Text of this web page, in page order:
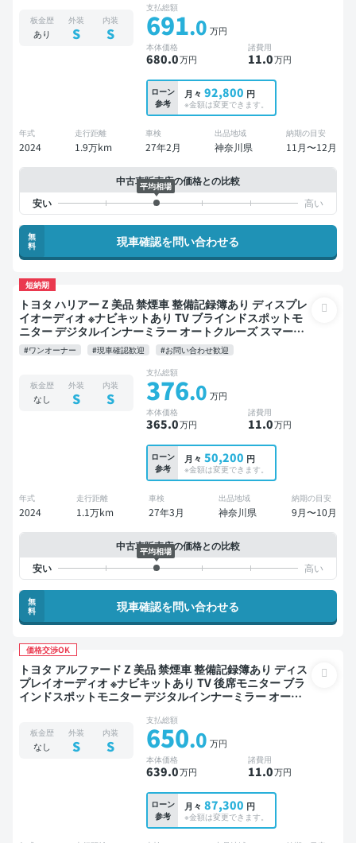
ート スマートキー ETC サンルーフ 電動バックドア バック
モニター 全方位カメラ ドライブレコーダー フルエアロ 衝
突軽減 両側電動スライドドア 7人乗り
板金歴
あり
外装
S
内装
S
支払総額
691.0 万円
本体価格
680.0万円
諸費用
11.0万円
ローン
参考
月々 92,800 円
※金額は変更できます。
年式
2024
走行距離
1.9万km
車検
27年2月
出品地域
神奈川県
納期の目安
11月〜12月
中古車販売店の価格との比較
平均相場
無
料
現車確認を問い合わせる
短納期
トヨタ ハリアー Z 美品 禁煙車 整備記録簿あり ディスプレ
イオーディオ ※ナビキットあり TV ブラインドスポットモ
ニター デジタルインナーミラー オートクルーズ スマート
キー ETC 電動バックドア バックモニター 全方位カメラ ド
ライブレコーダー 衝突軽減
#ワンオーナー #現車確認歓迎 #お問い合わせ歓迎
板金歴
なし
外装
S
内装
S
支払総額
376.0 万円
本体価格
365.0万円
諸費用
11.0万円
ローン
参考
月々 50,200 円
※金額は変更できます。
年式
2024
走行距離
1.1万km
車検
27年3月
出品地域
神奈川県
納期の目安
9月〜10月
中古車販売店の価格との比較
平均相場
無
料
現車確認を問い合わせる
価格交渉OK
トヨタ アルファード Z 美品 禁煙車 整備記録簿あり ディス
プレイオーディオ ※ナビキットあり TV 後席モニター ブラ
インドスポットモニター デジタルインナーミラー オート
ックドア バックモニター 全方位カメラ ドライブレコーダ
ー フルエアロ 衝突軽減 両側電動スライドドア 7人乗り
板金歴
なし
外装
S
内装
S
支払総額
650.0 万円
本体価格
639.0万円
諸費用
11.0万円
ローン
参考
月々 87,300 円
※金額は変更できます。